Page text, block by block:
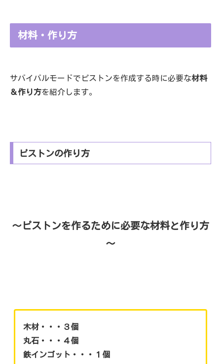
材料・作り方
サバイバルモードでピストンを作成する時に必要な材料
＆作り方を紹介します。
ピストンの作り方
～ピストンを作るために必要な材料と作り方
～
木材・・・３個
丸石・・・４個
鉄インゴット・・・１個